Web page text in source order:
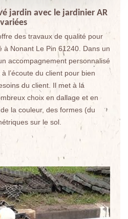
jardin avec le jardinier AR
des travaux de qualité pour
à Nonant Le Pin 61240. Dans un
accompagnement personnalisé
l’écoute du client pour bien
du client. Il met à la
choix en dallage et en
la couleur, des formes (du
sur le sol.